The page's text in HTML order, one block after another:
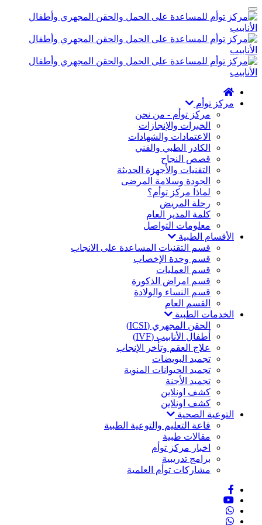
مركز توأم
مركز توأم - من نحن
الخبرات والإنجازات
الاعتمادات والشهادات
الكادر الطبي والفني
قصص النجاح
التقنيات والأجهزة الحديثة
الجودة وسلامة المرضى
لماذا مركز توأم؟
رحلة المريض
كلمة المدير العام
معلومات التواصل
الأقسام الطبية
قسم التقنيات المساعدة على الانجاب
قسم وحدة الإخصاب
قسم العمليات
قسم امراض الذكورة
قسم النساء والولادة
القسم العام
الخدمات الطبية
الحقن المجهري (ICSI)
أطفال الأنابيب (IVF)
علاج العقم وتأخر الإنجاب
تجميد البويضات
تجميد الحيوانات المنوية
تجميد الأجنة
كشف اونلاين
كشف اونلاين
التوعية الصحية
قاعة التعليم والتوعية الطبية
مقالات طبية
اخبار مركز توأم
برامج تدريبية
مشاركات توأم العلمية